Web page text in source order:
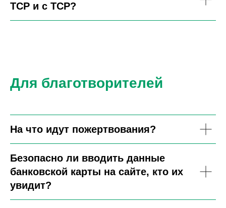
ТСР и с ТСР?
Для благотворителей
На что идут пожертвования?
Безопасно ли вводить данные
банковской карты на сайте, кто их
увидит?